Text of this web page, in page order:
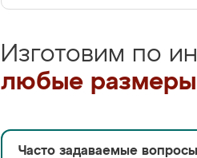
Изготовим по
любые
Часто задаваемые вопросы